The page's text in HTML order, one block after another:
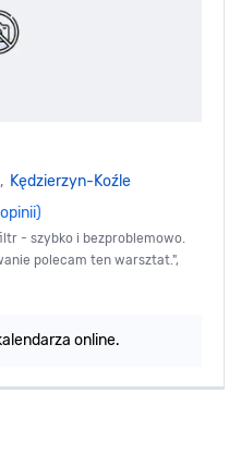
Kędzierzyn-Koźle
- szybko i bezproblemowo.
polecam ten warsztat.",
online.